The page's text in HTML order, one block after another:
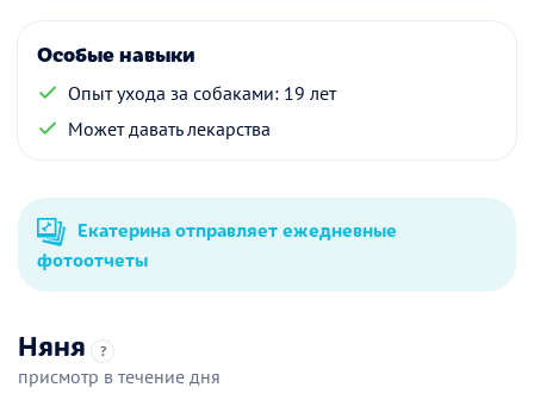
Особые навыки
Опыт ухода за собаками: 19 лет
Может давать лекарства
Екатерина отправляет ежедневные
фотоотчеты
Няня ?
присмотр в течение дня